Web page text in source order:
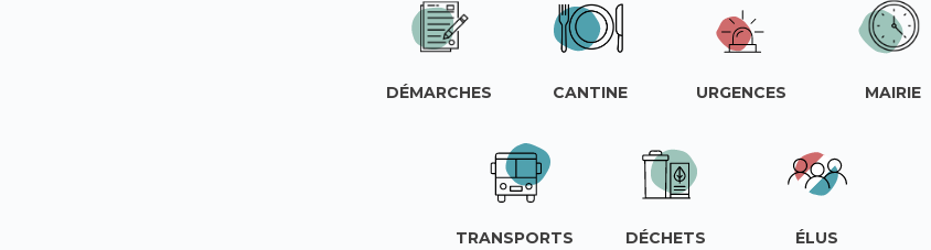
DÉMARCHES CANTINE URGENCES MAIRIE
TRANSPORTS DÉCHETS ÉLUS